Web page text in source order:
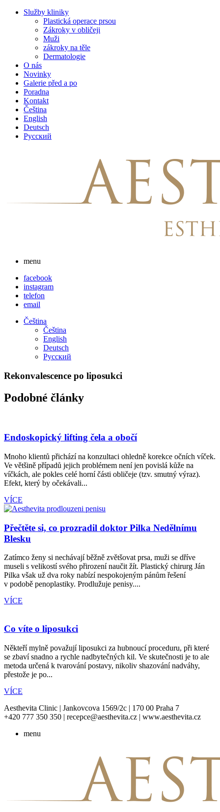
Skip
Služby kliniky
Plastická operace prsou
Zákroky v obličeji
Muži
zákroky na těle
Dermatologie
O nás
Novinky
Galerie před a po
Poradna
Kontakt
Čeština
English
Deutsch
Русский
menu
facebook
instagram
telefon
email
Čeština
Čeština
English
Deutsch
Русский
Rekonvalescence po liposukci
Podobné články
Endoskopický lifting čela a obočí
Mnoho klientů přichází na konzultaci ohledně korekce očních víček.
Ve většině případů jejich problémem není jen povislá kůže na
víčkách, ale pokles celé horní části obličeje (tzv. smutný výraz).
Efekt, který by očekávali...
VÍCE
Přečtěte si, co prozradil doktor Pilka Nedělnímu
Blesku
Zatímco ženy si nechávají běžně zvětšovat prsa, muži se dříve
museli s velikostí svého přirození naučit žít. Plastický chirurg Ján
Pilka však už dva roky nabízí nespokojeným pánům řešení
v podobě penoplastiky. Prodlužuje penisy....
VÍCE
Co víte o liposukci
Někteří mylně považují liposukci za hubnoucí proceduru, při které
se zbaví snadno a rychle nadbytečných kil. Ve skutečnosti je to ale
metoda určená k tvarování postavy, nikoliv shazování nadváhy,
přestože je po...
VÍCE
Aesthevita Clinic | Jankovcova 1569/2c | 170 00 Praha 7
+420 777 350 350 | recepce@aesthevita.cz | www.aesthevita.cz
menu